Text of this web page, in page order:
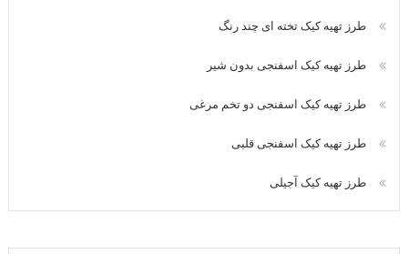
طرز تهیه کیک تخته ای چند رنگ
طرز تهیه کیک اسفنجی بدون شیر
طرز تهیه کیک اسفنجی دو تخم مرغی
طرز تهیه کیک اسفنجی قلبی
طرز تهیه کیک آجیلی